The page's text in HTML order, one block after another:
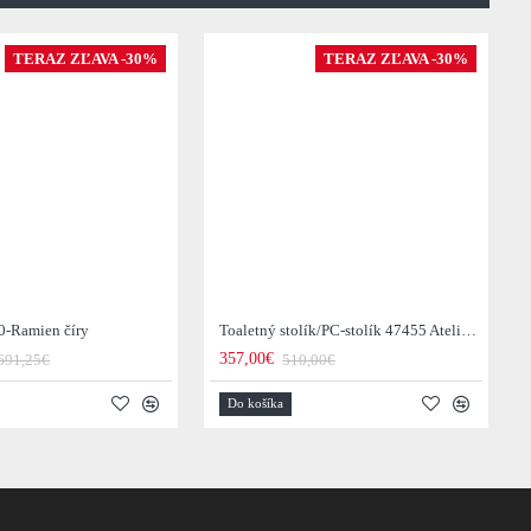
TERAZ ZĽAVA -30%
Ramien číry
TERAZ ZĽAVA -30%
Toaletný stolík/PC-stolík 47455 Atelier 120cm Natural Dub Dyha
357,00€ 510,00€
Do košíka